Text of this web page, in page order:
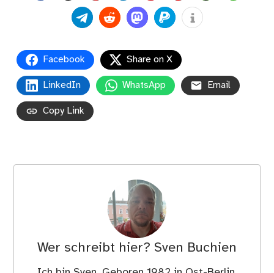
Facebook Share on X
LinkedIn WhatsApp Email
Copy Link
Wer schreibt hier? Sven Buchien